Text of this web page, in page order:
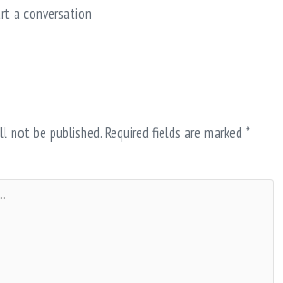
a conversation
not be published.Required fields are marked *